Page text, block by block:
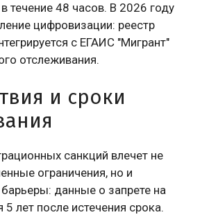
течение 48 часов. В 2026 году
цифровизации: реестр
с ЕГАИС "Мигрант"
отслеживания.
и сроки
санкций влечет не
ограничения, но и
данные о запрете на
5 лет после истечения срока.